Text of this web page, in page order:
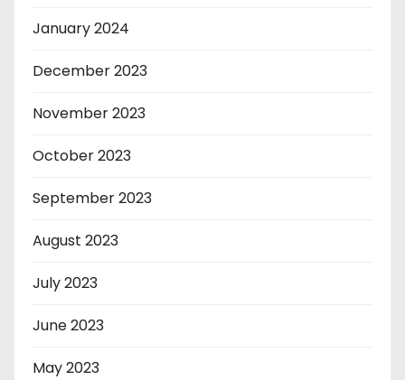
January 2024
December 2023
November 2023
October 2023
September 2023
August 2023
July 2023
June 2023
May 2023